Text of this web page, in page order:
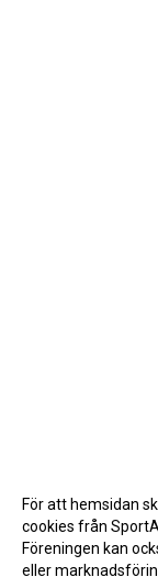
För att hemsidan
cookies från
Föreningen kan
eller